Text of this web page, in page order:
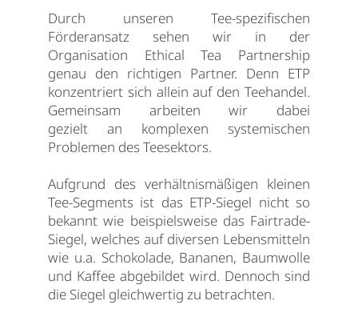
Durch unseren Tee-spezifischen
Förderansatz sehen wir in der
Organisation Ethical Tea Partnership
genau den richtigen Partner. Denn ETP
konzentriert sich allein auf den Teehandel.
Gemeinsam arbeiten wir dabei
gezielt an komplexen systemischen
Problemen des Teesektors.
Aufgrund des verhältnismäßigen kleinen
Tee-Segments ist das ETP-Siegel nicht so
bekannt wie beispielsweise das Fairtrade-
Siegel, welches auf diversen Lebensmitteln
wie u.a. Schokolade, Bananen, Baumwolle
und Kaffee abgebildet wird. Dennoch sind
die Siegel gleichwertig zu betrachten.